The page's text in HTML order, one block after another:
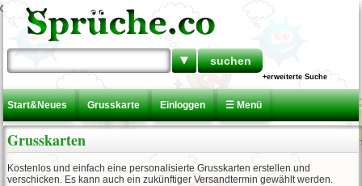
▼
+erweiterte Suche
Start&Neues Grusskarte Einloggen ☰ Menü
Grusskarten
Kostenlos und einfach eine personalisierte Grusskarten erstellen und
verschicken. Es kann auch ein zukünftiger Versandtermin gewählt werden.